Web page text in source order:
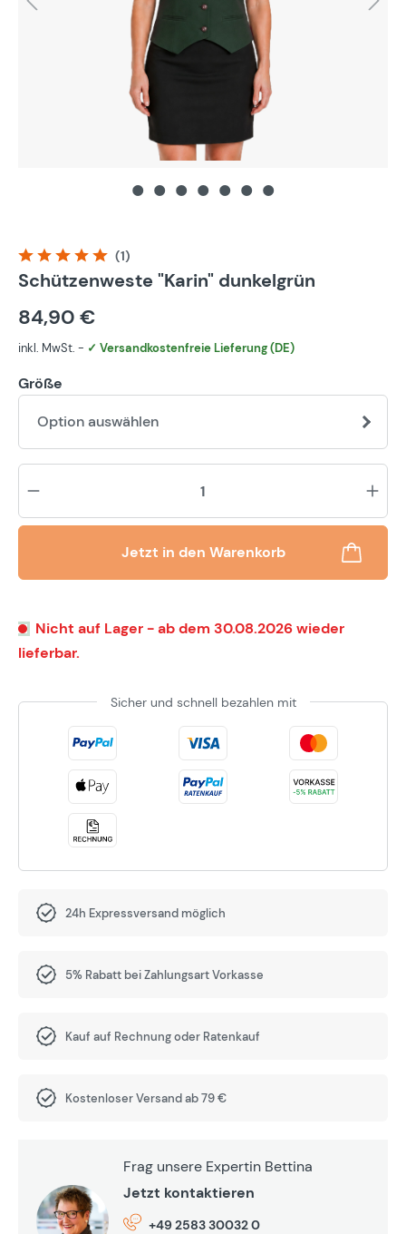
Durchschnittliche Bewertung von 5 von 5 Sternen
(1)
Schützenweste "Karin" dunkelgrün
84,90 €
inkl. MwSt. - ✓ Versandkostenfreie Lieferung (DE)
Größe
Option auswählen
Jetzt in den Warenkorb
Nicht auf Lager - ab dem 30.08.2026 wieder
lieferbar.
Sicher und schnell bezahlen mit
24h Expressversand möglich
5% Rabatt bei Zahlungsart Vorkasse
Kauf auf Rechnung oder Ratenkauf
Kostenloser Versand ab 79 €
Frag unsere Expertin Bettina
Jetzt kontaktieren
+49 2583 30032 0